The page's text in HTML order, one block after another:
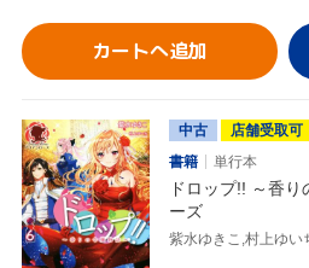
カートへ追加
中古
店舗受取可
書籍
単行本
ドロップ!! ～香
ーズ
紫水ゆきこ,村上ゆい